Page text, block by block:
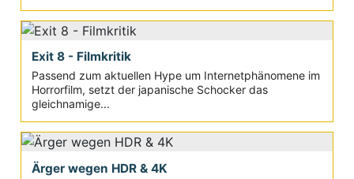
Exit 8 - Filmkritik
Passend zum aktuellen Hype um Internetphänomene im
Horrorfilm, setzt der japanische Schocker das
gleichnamige...
Ärger wegen HDR & 4K